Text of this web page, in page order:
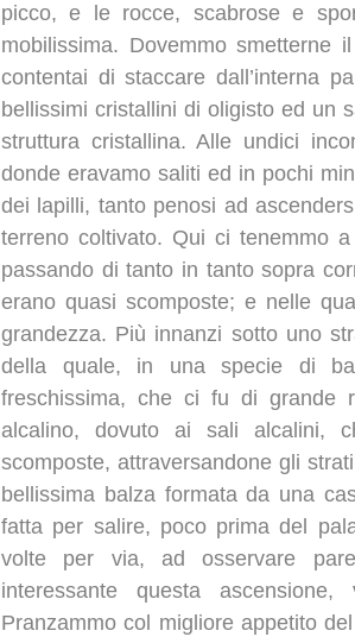
picco, e le rocce, scabrose e
mobilissima. Dovemmo
contentai di staccare dall’interna
bellissimi cristallini di oligisto ed un
struttura cristallina. Alle undici
donde eravamo saliti ed in pochi
dei lapilli, tanto penosi ad
terreno coltivato. Qui ci tenemmo
passando di tanto in tanto sopra
erano quasi scomposte; e nelle
grandezza. Più innanzi sotto uno
della quale, in una specie di
freschissima, che ci fu di grande
alcalino, dovuto ai sali alcalini,
scomposte, attraversandone gli
bellissima balza formata da una
fatta per salire, poco prima del
volte per via, ad osservare
interessante questa
Pranzammo col migliore appetito